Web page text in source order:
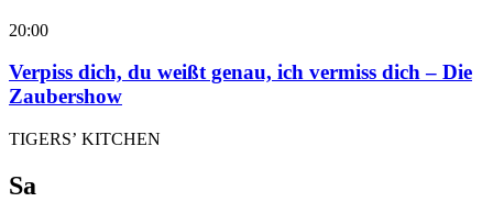
20:00
Verpiss dich, du weißt genau, ich vermiss dich – Die
Zaubershow
TIGERS’ KITCHEN
Sa